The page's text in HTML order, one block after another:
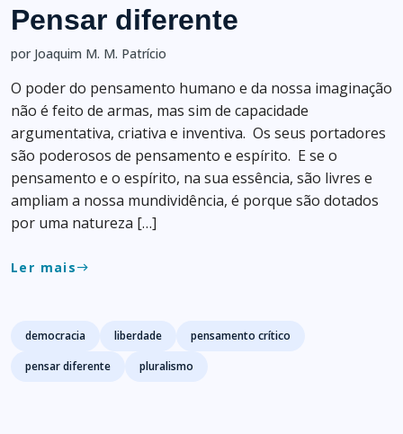
Pensar diferente
por Joaquim M. M. Patrício
O poder do pensamento humano e da nossa imaginação
não é feito de armas, mas sim de capacidade
argumentativa, criativa e inventiva. Os seus portadores
são poderosos de pensamento e espírito. E se o
pensamento e o espírito, na sua essência, são livres e
ampliam a nossa mundividência, é porque são dotados
por uma natureza […]
Ler maiseast
Tags
democracia liberdade
pensamento crítico
pensar diferente
pluralismo